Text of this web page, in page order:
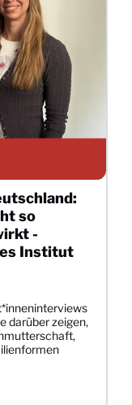
so
-
Institut
darüber zeigen,